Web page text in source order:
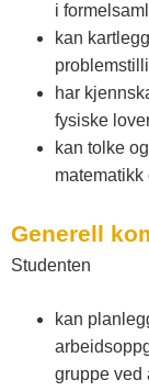
i
kan
har
fysiske
kan tolke
matematikk
Generell
Studenten
kan
gruppe ved